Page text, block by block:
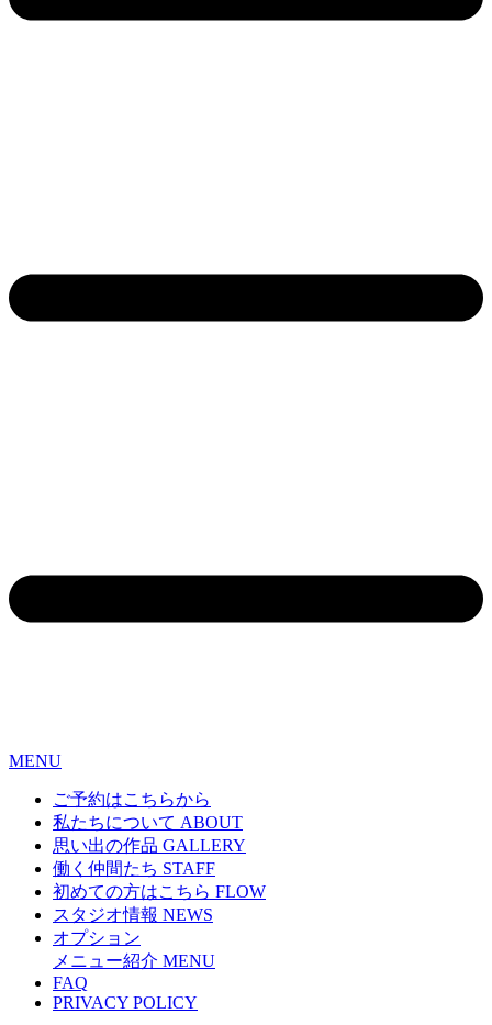
MENU
ご予約はこちらから
私たちについて ABOUT
思い出の作品 GALLERY
働く仲間たち STAFF
初めての方はこちら FLOW
スタジオ情報 NEWS
オプション
メニュー紹介 MENU
FAQ
PRIVACY POLICY